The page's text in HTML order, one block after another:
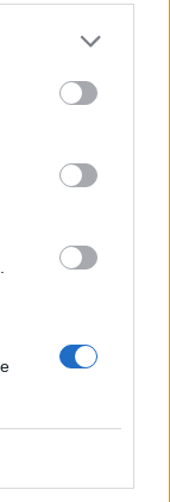
–
λιμάνια
από το
Συνέδριο